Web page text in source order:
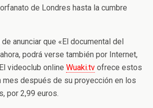
de Londres hasta la cumbre
anunciar que «El documental del
podrá verse también por Internet,
videoclub online Wuaki.tv ofrece estos
mes después de su proyección en los
por 2,99 euros.